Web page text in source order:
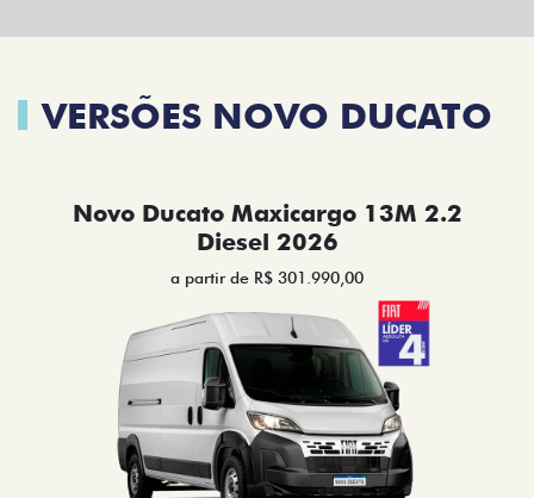
VERSÕES NOVO DUCATO
Novo Ducato Maxicargo 13M 2.2
Diesel 2026
a partir de R$ 301.990,00